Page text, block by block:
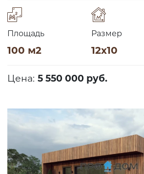
Площадь
100 м2
Размер
12х10
Цена: 5 550 000 руб.